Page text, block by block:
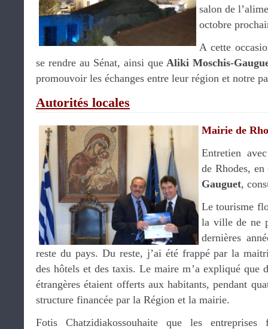
salon de
octobre
A cette
se rendre au Sénat, ainsi queAliki Moschis-
promouvoir les échanges entre leur région et notre
Autorités locales
Mairie de
Entretien
de Rhodes, en
Gauguet,
Le tourisme
la ville de ne
dernières
reste du pays. Du reste, j’ai été frappé par la
des hôtels et des taxis. Le maire m’a expliqué que
étrangères étaient offerts aux habitants, pendant
structure financée par la Région et la mairie.
Fotis Chatzidiakossouhaite que les entreprises